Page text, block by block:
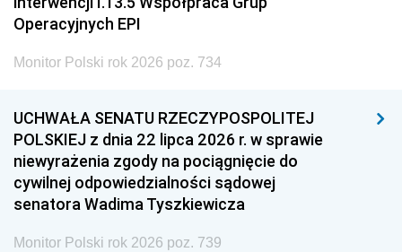
Operacyjnych EPI
Monitor Polski rok 2026 poz. 734
UCHWAŁA SENATU RZECZYPOSPOLITEJ
POLSKIEJ z dnia 22 lipca 2026 r. w sprawie
niewyrażenia zgody na pociągnięcie do
cywilnej odpowiedzialności sądowej
senatora Wadima Tyszkiewicza
Monitor Polski rok 2026 poz. 739